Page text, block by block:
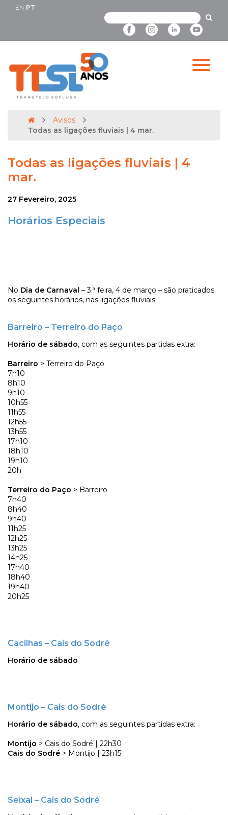
EN PT
Avisos
Todas as ligações fluviais | 4 mar.
Todas as ligações fluviais | 4
mar.
27 Fevereiro, 2025
Horários Especiais
No Dia de Carnaval – 3.ª feira, 4 de março – são praticados
os seguintes horários, nas ligações fluviais:
Barreiro – Terreiro do Paço
Horário de sábado, com as seguintes partidas extra:
Barreiro > Terreiro do Paço
7h10
8h10
9h10
10h55
11h55
12h55
13h55
17h10
18h10
19h10
20h
Terreiro do Paço > Barreiro
7h40
8h40
9h40
11h25
12h25
13h25
14h25
17h40
18h40
19h40
20h25
Cacilhas – Cais do Sodré
Horário de sábado
Montijo – Cais do Sodré
Horário de sábado, com as seguintes partidas extra:
Montijo > Cais do Sodré | 22h30
Cais do Sodré > Montijo | 23h15
Seixal – Cais do Sodré